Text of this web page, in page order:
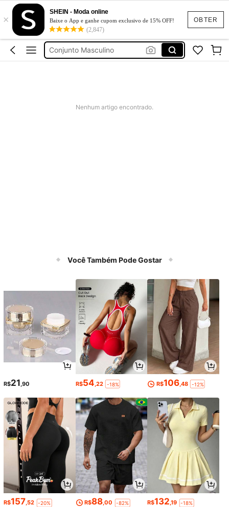
OBTER
×
SHEIN - Moda online
Baixe o App e ganhe cupom exclusivo de 15% OFF!
(2,847)
Short Masculino
Adidas
Conjunto Masculino
Calça Masculina
Nenhum artigo encontrado.
Você Também Pode Gostar
R$21 ,90 R$54 ,22 -18% R$106,48 -12%
R$157,52 -20% R$88,00 -82% R$132,19 -18%